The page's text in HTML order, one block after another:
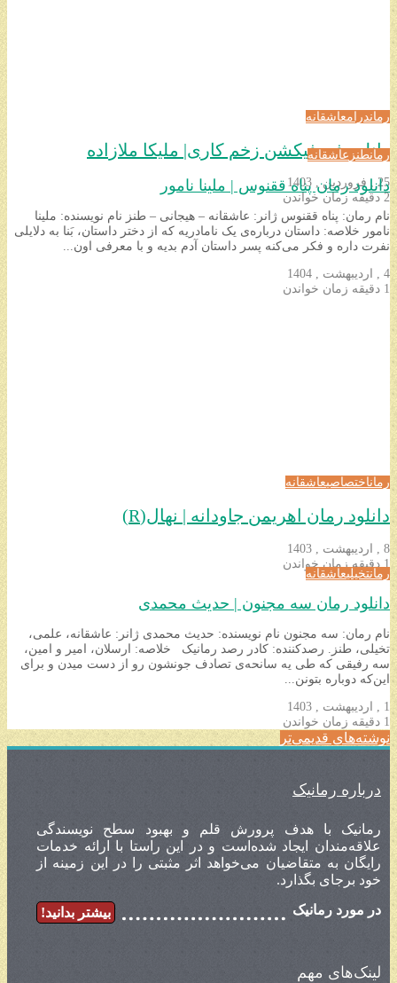
رماندرامعاشقانه
دانلود فن فیکشن زخم کاری| ملیکا ملازاده
25 , فروردین , 1403
2 دقیقه زمان خواندن
رماناختصاصیعاشقانه
دانلود رمان اهریمن جاودانه | نهال(R)
8 , اردیبهشت , 1403
1 دقیقه زمان خواندن
رمانطنز عاشقانه
دانلود رمان پناه ققنوس | ملینا نامور
نام رمان: پناه ققنوس ژانر: عاشقانه – هیجانی – طنز نام نویسنده: ملینا
نامور خلاصه: داستان درباره‌ی یک نامادریه که از دختر داستان، بَنا به دلایلی
نفرت داره و فکر می‌کنه پسر داستان آدم بدیه و با معرفی اون...
4 , اردیبهشت , 1404
1 دقیقه زمان خواندن
رمانتخیلیعاشقانه
دانلود رمان سه مجنون | حدیث محمدی
نام رمان: سه مجنون نام نویسنده: حدیث محمدی ژانر: عاشقانه، علمی،
تخیلی، طنز. رصدکننده: کادر رصد رمانیک خلاصه: ارسلان، امیر و امین،
سه رفیقی که طی یه سانحه‌ی تصادف جونشون رو از دست میدن و برای
این‌که دوباره بتونن...
1 , اردیبهشت , 1403
1 دقیقه زمان خواندن
نوشته‌های قدیمی‌تر
درباره رمانیک
رمانیک با هدف پرورش قلم و بهبود سطح نویسندگی
علاقه‌مندان ایجاد شده‌است و در این راستا با ارائه خدمات
رایگان به متقاضیان می‌خواهد اثر مثبتی را در این زمینه از
خود برجای بگذارد.
در مورد رمانیک
بیشتر بدانید!
لینک‌های مهم